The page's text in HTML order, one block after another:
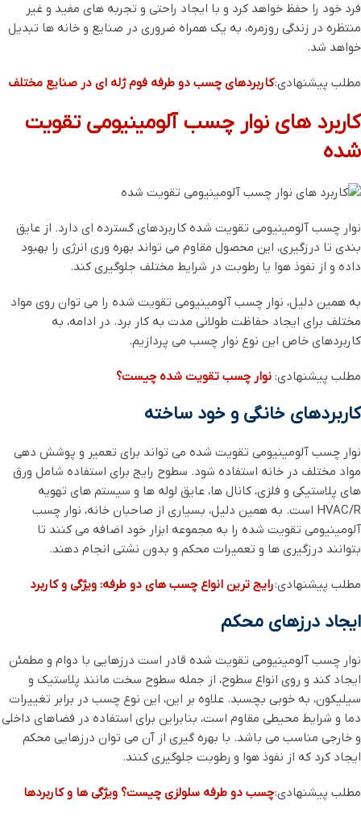
فرد خود را حفظ خواهد کرد و با ایجاد راحتی و تجربه ‌های مفید و غیر
منتظره در زندگی روزمره، به یک همراه ضروری در صنایع و خانه ‌ها تبدیل
خواهد شد.
مطلب پیشنهادی:کاربردهای چسب دو طرفه فوم ژله ای در صنایع مختلف
کاربرد های نوار چسب آلومینیومی تقویت
‌شده
نوار چسب آلومینیومی تقویت‌ شده کاربردهای گسترده ‌ای دارد. از عایق
‌بندی تا درزگیری، این محصول مقاوم می ‌تواند بهره وری انرژی را بهبود
داده و از نفوذ هوا یا رطوبت در شرایط مختلف جلوگیری کند.
به همین دلیل، نوار چسب آلومینیومی تقویت‌ شده را می ‌توان روی مواد
مختلف برای ایجاد حفاظت طولانی‌ مدت به‌ کار برد. در ادامه، به
کاربردهای خاص این نوع نوار چسب می ‌پردازیم.
مطلب پیشنهادی: نوار چسب تقویت شده چیست؟
کاربردهای خانگی و خود ساخته
نوار چسب آلومینیومی تقویت ‌شده می ‌تواند برای تعمیر و پوشش ‌دهی
مواد مختلف در خانه استفاده شود. سطوح رایج برای استفاده شامل ورق
‌های پلاستیکی و فلزی، کانال‌ ها، عایق لوله‌ ها و سیستم ‌های تهویه
HVAC/R است. به همین دلیل، بسیاری از صاحبان خانه، نوار چسب
آلومینیومی تقویت ‌شده را به مجموعه ابزار خود اضافه می‌ کنند تا
بتوانند درزگیری ها و تعمیرات محکم و بدون نشتی انجام دهند.
مطلب پیشنهادی:رایج ترین انواع چسب های دو طرفه: ویژگی و کاربرد
ایجاد درزهای محکم
نوار چسب آلومینیومی تقویت ‌شده قادر است درزهایی با دوام و مطمئن
ایجاد کند و روی انواع سطوح، از جمله سطوح سخت مانند پلاستیک و
سیلیکون، به خوبی بچسبد. علاوه بر این، این نوع چسب در برابر تغییرات
دما و شرایط محیطی مقاوم است، بنابراین برای استفاده در فضاهای داخلی
و خارجی مناسب می ‌باشد. با بهره ‌گیری از آن می ‌توان درزهایی محکم
ایجاد کرد که از نفوذ هوا و رطوبت جلوگیری کنند.
مطلب پیشنهادی:چسب دو طرفه سلولزی چیست؟ ویژگی ها و کاربردها